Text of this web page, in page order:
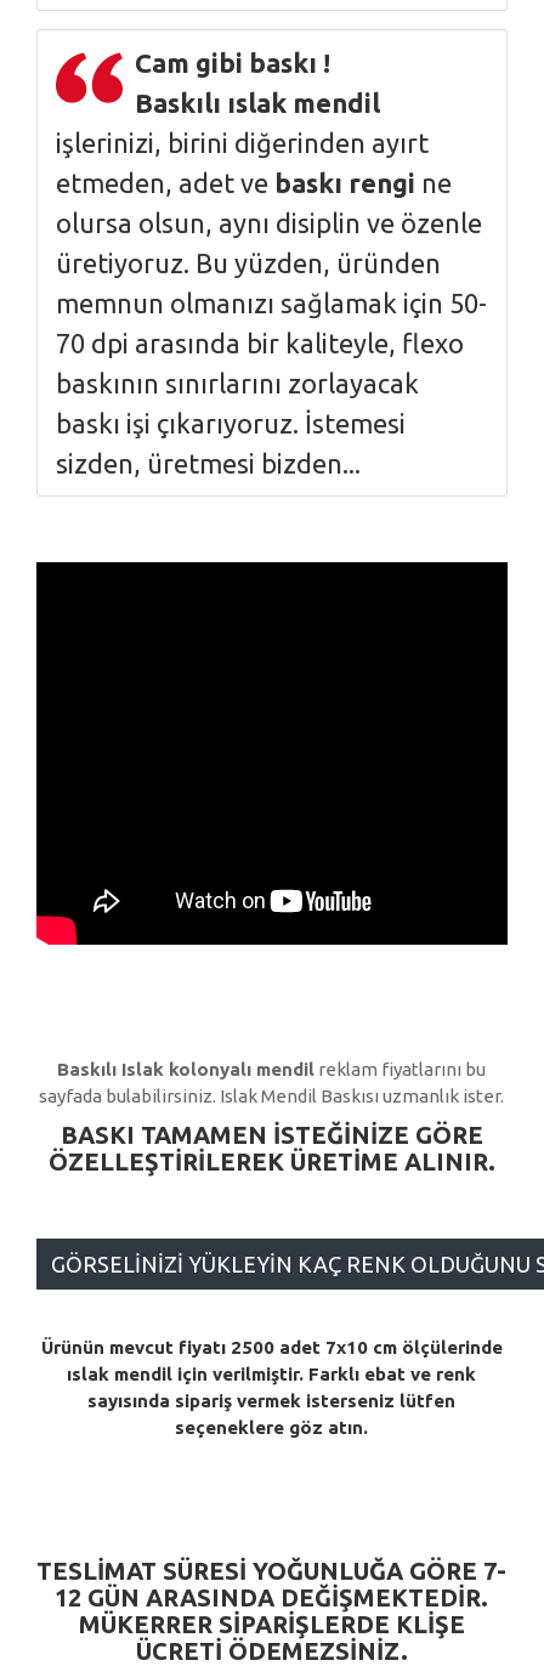
Cam gibi baskı !
Baskılı ıslak mendil
işlerinizi, birini diğerinden ayırt
etmeden, adet ve baskı rengi ne
olursa olsun, aynı disiplin ve özenle
üretiyoruz. Bu yüzden, üründen
memnun olmanızı sağlamak için 50-
70 dpi arasında bir kaliteyle, flexo
baskının sınırlarını zorlayacak
baskı işi çıkarıyoruz. İstemesi
sizden, üretmesi bizden...
Baskılı Islak kolonyalı mendil reklam fiyatlarını bu
sayfada bulabilirsiniz. Islak Mendil Baskısı uzmanlık ister.
BASKI TAMAMEN ISTEĞINIZE GÖRE
ÖZELLEŞTIRILEREK ÜRETIME ALINIR.
GÖRSELINIZI YÜKLEYIN KAÇ RENK OLDUĞUNU
Ürünün mevcut fiyatı 2500 adet 7x10 cm ölçülerinde
ıslak mendil için verilmiştir. Farklı ebat ve renk
sayısında sipariş vermek isterseniz lütfen
seçeneklere göz atın.
TESLIMAT SÜRESI YOĞUNLUĞA GÖRE 7-
12 GÜN ARASINDA DEĞIŞMEKTEDIR.
MÜKERRER SIPARIŞLERDE KLIŞE
ÜCRETI ÖDEMEZSINIZ.